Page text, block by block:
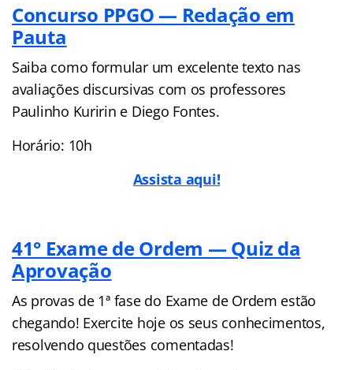
Concurso PPGO — Redação em
Pauta
Saiba como formular um excelente texto nas
avaliações discursivas com os professores
Paulinho Kuririn e Diego Fontes.
Horário: 10h
Assista aqui!
41° Exame de Ordem — Quiz da
Aprovação
As provas de 1ª fase do Exame de Ordem estão
chegando! Exercite hoje os seus conhecimentos,
resolvendo questões comentadas!